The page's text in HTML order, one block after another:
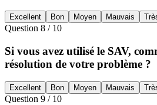
Excellent Bon Moyen Mauvais
Question 8 / 10
Si vous avez utilisé le SAV,
résolution de votre problème ?
Excellent Bon Moyen Mauvais
Question 9 / 10